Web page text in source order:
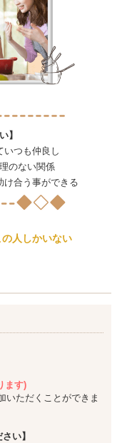
】
いつも仲良し
のない関係
け合う事ができる
人しかいない
ます)
ただくことができま
い】